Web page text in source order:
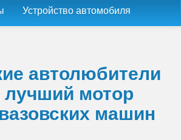
Устройство автомобиля
автолюбители
мотор
машин